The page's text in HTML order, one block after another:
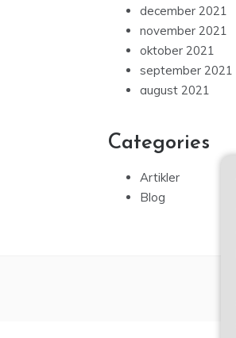
december 2021
november 2021
oktober 2021
september 2021
august 2021
Categories
Artikler
Blog